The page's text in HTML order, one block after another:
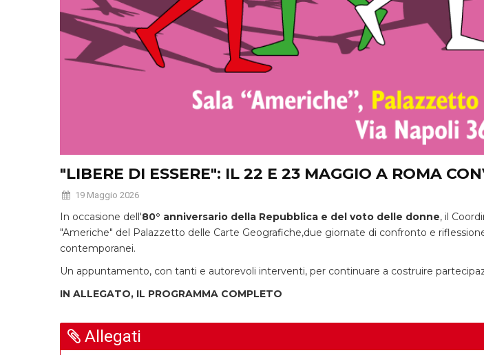
"LIBERE DI ESSERE": IL 22 E 23 MAGGIO A ROMA
19 Maggio 2026
In occasione dell'80° anniversario della Repubblica e del voto delle donne, il
"Americhe" del Palazzetto delle Carte Geografiche,due giornate di confronto e
contemporanei.
Un appuntamento, con tanti e autorevoli interventi, per continuare a costruire
IN ALLEGATO, IL PROGRAMMA COMPLETO
Allegati